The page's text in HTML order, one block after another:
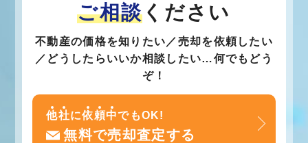
ご相談ください
不動産の価格を知りたい／売却を依頼したい
／どうしたらいいか相談したい…何でもどう
ぞ！
他社に依頼中でもOK!
無料で売却査定する